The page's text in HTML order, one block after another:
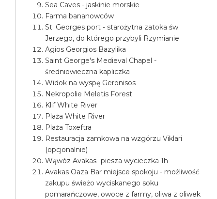
Sea Caves - jaskinie morskie
Farma bananowców
St. Georges port - starożytna zatoka św.
Jerzego, do którego przybyli Rzymianie
Agios Georgios Bazylika
Saint George's Medieval Chapel -
średniowieczna kapliczka
Widok na wyspę Geronisos
Nekropolie Meletis Forest
Klif White River
Plaża White River
Plaża Toxeftra
Restauracja zamkowa na wzgórzu Viklari
(opcjonalnie)
Wąwóz Avakas- piesza wycieczka 1h
Avakas Oaza Bar miejsce spokoju - możliwość
zakupu świeżo wyciskanego soku
pomarańczowe, owoce z farmy, oliwa z oliwek